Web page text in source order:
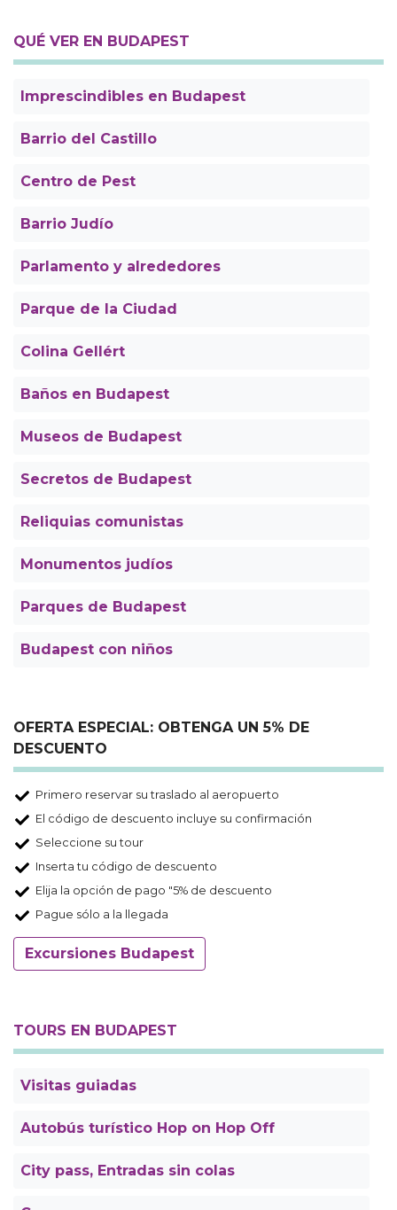
QUÉ VER EN BUDAPEST
Imprescindibles en Budapest
Barrio del Castillo
Centro de Pest
Barrio Judío
Parlamento y alrededores
Parque de la Ciudad
Colina Gellért
Baños en Budapest
Museos de Budapest
Secretos de Budapest
Reliquias comunistas
Monumentos judíos
Parques de Budapest
Budapest con niños
OFERTA ESPECIAL: OBTENGA UN 5% DE
DESCUENTO
Primero reservar su traslado al aeropuerto
El código de descuento incluye su confirmación
Seleccione su tour
Inserta tu código de descuento
Elija la opción de pago "5% de descuento
Pague sólo a la llegada
Excursiones Budapest
TOURS EN BUDAPEST
Visitas guiadas
Autobús turístico Hop on Hop Off
City pass, Entradas sin colas